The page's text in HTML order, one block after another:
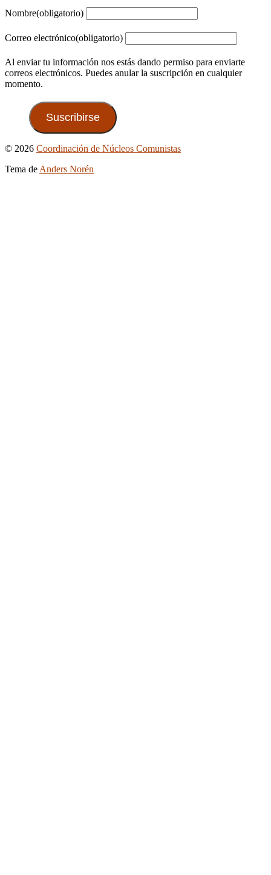
Nombre(obligatorio)
Correo electrónico(obligatorio)
Al enviar tu información nos estás dando permiso para enviarte
correos electrónicos. Puedes anular la suscripción en cualquier
momento.
Suscribirse
Ir
© 2026 Coordinación de Núcleos Comunistas
Tema de Anders Norén